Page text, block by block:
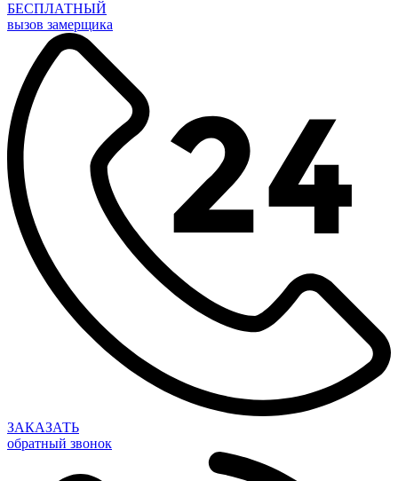
БЕСПЛАТНЫЙ
вызов замерщика
ЗАКАЗАТЬ
обратный звонок